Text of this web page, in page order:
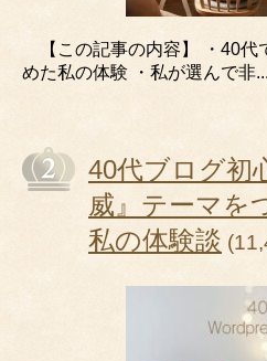
【この記事の内容】 ・40代
めた私の体験 ・私が選んで非...
40代ブログ初
威』テーマを
私の体験談